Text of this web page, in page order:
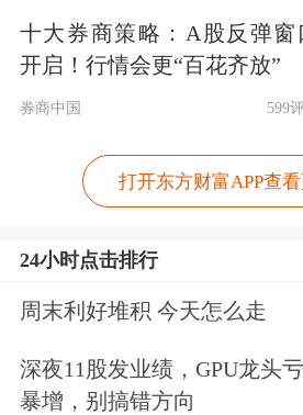
在其第二任期内，特朗
特尔、IBM及其他量子
企业。
表示，他在周三与奥尔
了主权财富基金的概念。
OpenAI目前估值逾
十大券商策略：A股反弹窗
开启！行情会更“百花齐放”
券商中国 599
打开东方财富APP查
24小时点击排行
周末利好堆积 今天怎么走
深夜11股发业绩，GPU龙头
暴增，别搞错方向